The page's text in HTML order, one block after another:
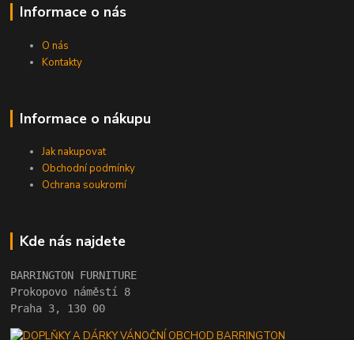
Informace o nás
O nás
Kontakty
Informace o nákupu
Jak nakupovat
Obchodní podmínky
Ochrana soukromí
Kde nás najdete
BARRINGTON FURNITURE
Prokopovo náměstí 8
Praha 3, 130 00